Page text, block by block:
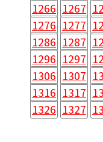
1266 1267
1276 1277
1286 1287
1296 1297
1306 1307
1316 1317
1326 1327